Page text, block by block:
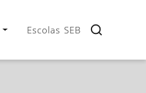
Escolas SEB